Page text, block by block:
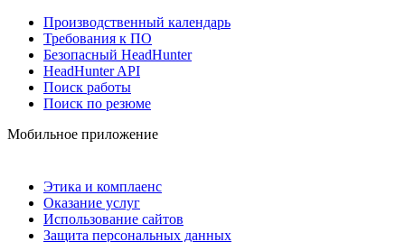
Производственный календарь
Требования к ПО
Безопасный HeadHunter
HeadHunter API
Поиск работы
Поиск по резюме
Мобильное приложение
Этика и комплаенс
Оказание услуг
Использование сайтов
Защита персональных данных